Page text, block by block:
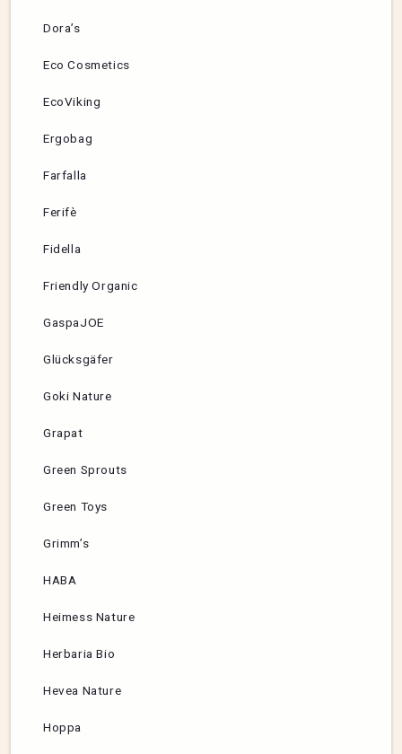
Dora’s
Eco Cosmetics
EcoViking
Ergobag
Farfalla
Ferifè
Fidella
Friendly Organic
GaspaJOE
Glücksgäfer
Goki Nature
Grapat
Green Sprouts
Green Toys
Grimm’s
HABA
Heimess Nature
Herbaria Bio
Hevea Nature
Hoppa